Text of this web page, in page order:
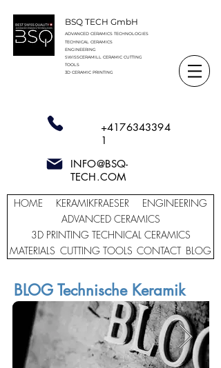
BSQ TECH GmbH
ADVANCED CERAMICS TECHNOLOGIES
TECHNICAL CERAMICS
ENGINEERING
SWISSCERAMILL CERAMIC CUTTING
TOOLS
3D CERAMIC PRINTING
+4176343394
1
INFO@BSQ-
TECH.COM
HOME
KERAMIKFRAESER
ENGINEERING
ADVANCED CERAMICS
3D PRINTING TECHNICAL CERAMICS
MATERIALS CUTTING TOOLS CONTACT BLOG
BLOG Technische Keramik